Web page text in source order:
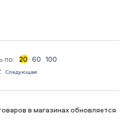
по: 20 60 100
Следующая
в магазинах обновляется